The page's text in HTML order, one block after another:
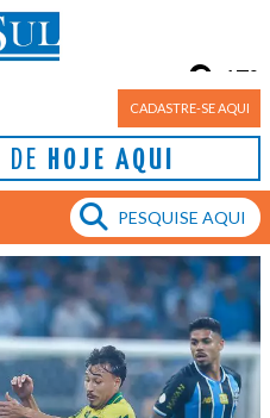
CADASTRE-SE AQUI
DE HOJE AQUI
Porto Alegre
17°